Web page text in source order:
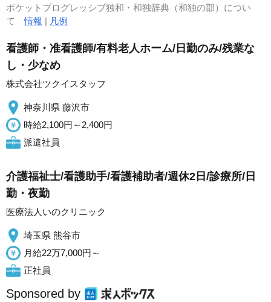
ポケットプログレッシブ独和・和独辞典（和独の部）につい
て情報 | 凡例
看護師・准看護師/有料老人ホーム/日勤のみ/残業な
し・少なめ
株式会社ツクイスタッフ
神奈川県 藤沢市
時給2,100円～2,400円
派遣社員
介護福祉士/看護助手/看護補助者/週休2日/診療所/日
勤・夜勤
医療法人いのクリニック
埼玉県 熊谷市
月給22万7,000円～
正社員
Sponsored by